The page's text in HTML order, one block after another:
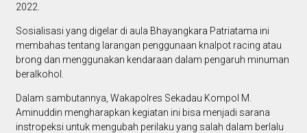
2022.
Sosialisasi yang digelar di aula Bhayangkara Patriatama ini
membahas tentang larangan penggunaan knalpot racing atau
brong dan menggunakan kendaraan dalam pengaruh minuman
beralkohol.
Dalam sambutannya, Wakapolres Sekadau Kompol M.
Aminuddin mengharapkan kegiatan ini bisa menjadi sarana
instropeksi untuk mengubah perilaku yang salah dalam berlalu